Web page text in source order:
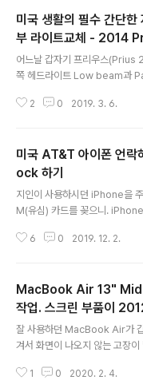
미국 생활의 필수 간단한
부 라이트교체 - 2014
어느날 갑자기 프리우스(Prius
쪽 헤드라이트 Low beam과
(벌금)을 물기에 항상 빨리 교체
를 보는 화면이 나오던군요. 다
해 보니. 옛날 플라스틱 장난감
히 요약하면, 모든 라이트는 오
가볍게 당기면 빠지게 되어 있
오는 각 파트내용 ] [정상-조수
석 (정상) 운전석 (라이트 나감
2 0 2019. 3. 6.
미국 AT&T 아이폰 언
ock 하기
지인이 사용하시던 iPhone을
M(유심) 카드를 꽂으니.
니다. 받은 폰이 AT&T 통신사
bile의 USIM도 사용이 가능합
k은 무조건 해줘야 하는 법규가
법을 찾기 위해서, 과거에 사용
T&T 연락을 해보니, 미납요금
고, AT&T 통신사에 직접 ..
6 0 2019. 12. 2.
MacBook Air 13" Mid
작업. 스크린 부품이
1466) 동일해요
잘 사용하던 MacBook Air가
겨서 화면이 나오지 않는 고장
능했음)해서 문제점과 견적을 받
1 0 2020. 2. 4.